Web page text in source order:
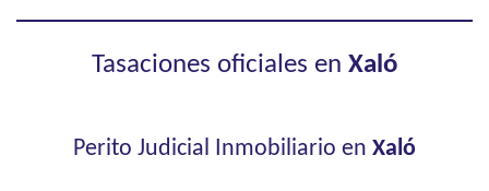
Tasaciones oficiales en Xaló
Perito Judicial Inmobiliario en Xaló